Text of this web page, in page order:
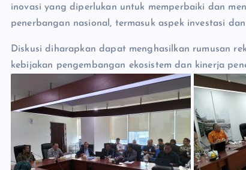
inovasi yang diperlukan untuk memperbaiki dan
penerbangan nasional, termasuk aspek investasi
Diskusi diharapkan dapat menghasilkan rumusan
kebijakan pengembangan ekosistem dan kinerja